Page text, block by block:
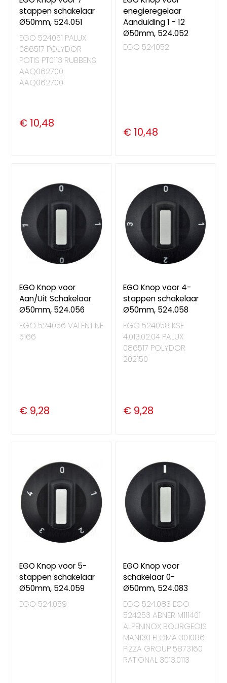
stappen schakelaar
Ø50mm, 524.051
EGO 524051 PALUX
086517 POLYDOR
POTIS PT0113 RUBBENS
AAQ062700
AAQ062700
€ 10,48
enegieregelaar
Aanduiding 1 - 12
Ø50mm, 524.052
EGO 524052
€ 10,48
EGO Knop voor
Aan/Uit Schakelaar
Ø50mm, 524.056
EGO 524056 VALENTINE
5166
€ 9,28
EGO Knop voor 4-
stappen schakelaar
Ø50mm, 524.058
EGO 524058 KSF
4.013.02.04 PALUX
086517 POLYDOR
202150
€ 9,28
EGO Knop voor 5-
stappen schakelaar
Ø50mm, 524.059
EGO 524.059
EGO Knop voor
schakelaar 0-
Ø50mm, 524.083
EGO 524.083 EGO
524253 ABNER M111401
ALPENINOX BOURGEOIS
MAN130 ELOMA 301086
PIZZA GROUP 5873160
RATIONAL 3013.0113